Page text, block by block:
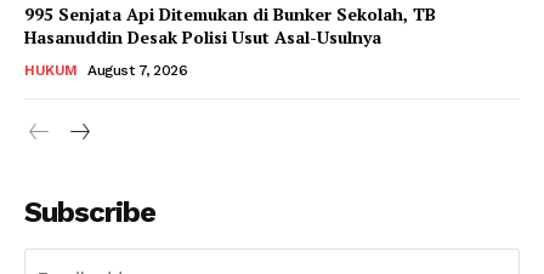
995 Senjata Api Ditemukan di Bunker Sekolah, TB
Hasanuddin Desak Polisi Usut Asal-Usulnya
HUKUM August 7, 2026
Subscribe